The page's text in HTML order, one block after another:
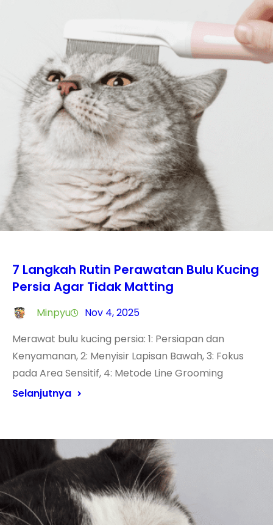
7 Langkah Rutin Perawatan Bulu Kucing
Persia Agar Tidak Matting
Minpyu
Nov 4, 2025
Merawat bulu kucing persia: 1: Persiapan dan
Kenyamanan, 2: Menyisir Lapisan Bawah, 3: Fokus
pada Area Sensitif, 4: Metode Line Grooming
Selanjutnya